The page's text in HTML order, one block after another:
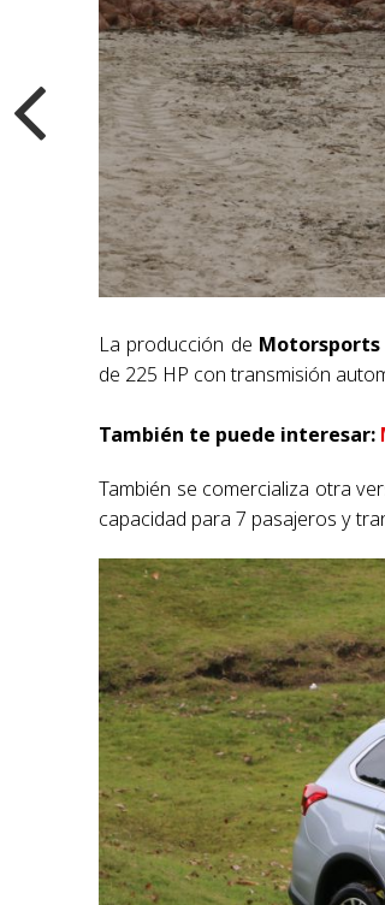
La producción de Motorsports
de 225 HP con transmisión
También te puede interesar:
También se comercializa otra
capacidad para 7 pasajeros y